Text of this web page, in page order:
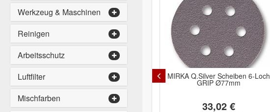
Werkzeug & Maschinen
Reinigen
Arbeitsschutz
Luftfilter
Mischfarben
MIRKA Q.Silver Scheiben 6-Loch
GRIP Ø77mm
33,02 €